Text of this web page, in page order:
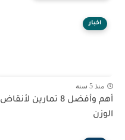
اخبار
منذ 5 سنة
أهم وأفضل 8 تمارين لأنقاض
الوزن